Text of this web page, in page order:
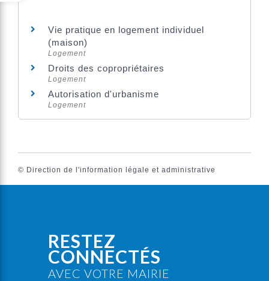
Vie pratique en logement individuel
(maison)
Logement
Droits des copropriétaires
Logement
Autorisation d'urbanisme
Logement
© Direction de l'information légale et administrative
RESTEZ
CONNECTÉS
AVEC VOTRE MAIRIE